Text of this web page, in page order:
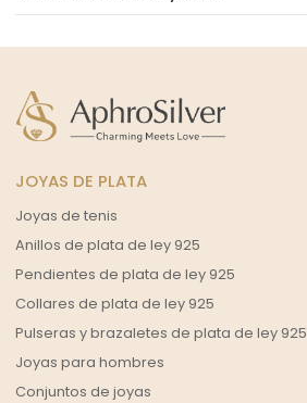
JOYAS DE PLATA
Joyas de tenis
Anillos de plata de ley 925
Pendientes de plata de ley 925
Collares de plata de ley 925
Pulseras y brazaletes de plata de ley 925
Joyas para hombres
Conjuntos de joyas